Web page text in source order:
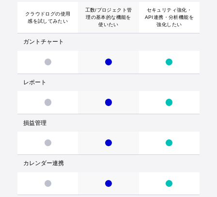
クラウドログの使用
感を試してみたい
工数/プロジェクト管
理の基本的な機能を
使いたい
セキュリティ強化・
API連携・ 分析機能を
強化したい
ガントチャート
レポート
損益管理
カレンダー連携